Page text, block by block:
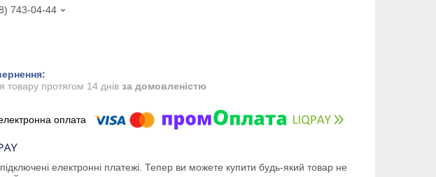
743-04-44
товару протягом 14 днів за домовленістю
електронні платежі. Тепер ви можете купити будь-який товар не